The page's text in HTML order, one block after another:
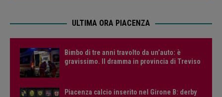
ULTIMA ORA PIACENZA
Bimbo di tre anni travolto da un’auto: è
gravissimo. Il dramma in provincia di Treviso
Piacenza calcio inserito nel Girone B: derby